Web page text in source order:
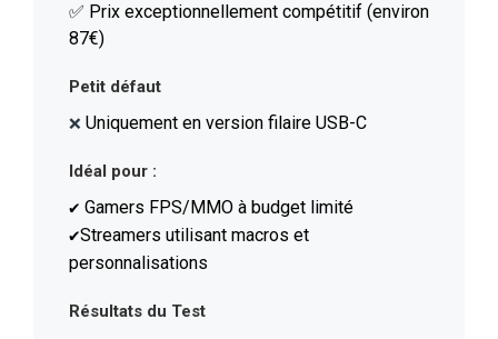
✅ Prix exceptionnellement compétitif (environ
87€)
Petit défaut
❌ Uniquement en version filaire USB-C
Idéal pour :
✔️ Gamers FPS/MMO à budget limité
✔️Streamers utilisant macros et
personnalisations
Résultats du Test